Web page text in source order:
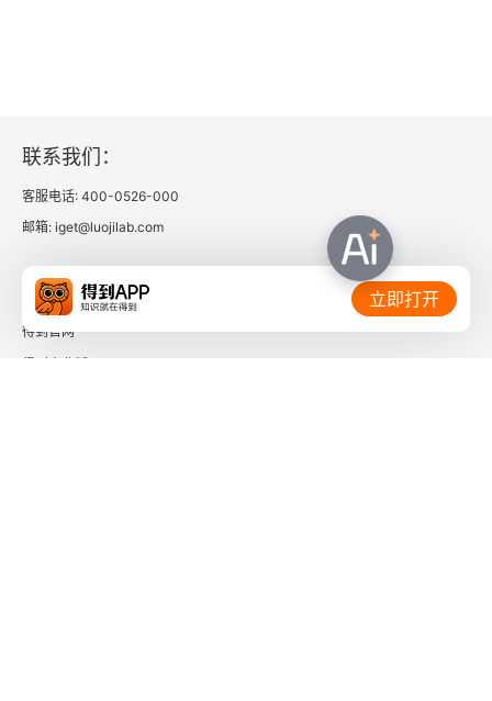
联系我们：
客服电话: 400-0526-000
邮箱: iget@luojilab.com
相关链接：
得到官网
立即打开